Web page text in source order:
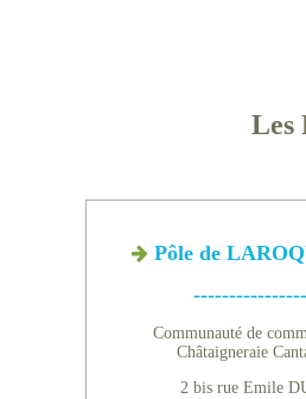
Les
Pôle de
Communauté de
Châtaigneraie
2 bis rue Emile